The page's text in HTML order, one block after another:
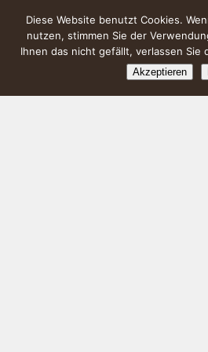
Diese Website benutzt Cookies.
nutzen, stimmen Sie der
Ihnen das nicht gefällt, verlassen Sie
Akzeptieren